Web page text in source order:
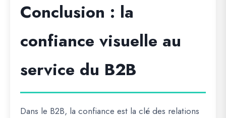
Conclusion : la
confiance visuelle au
service du B2B
Dans le B2B, la confiance est la clé des relations